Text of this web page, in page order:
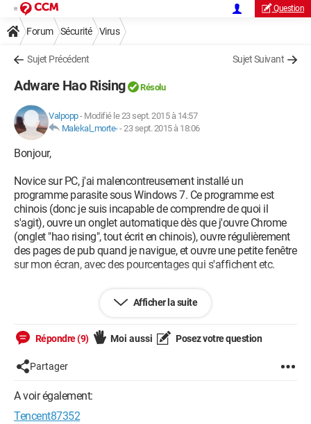
Question
Forum Sécurité Virus
Sujet Précédent Sujet Suivant
Adware Hao Rising Résolu
Valpopp- Modifié le 23 sept. 2015 à 14:57
Malekal_morte--23 sept. 2015 à 18:06
Bonjour,
Novice sur PC, j'ai malencontreusement installé un
programme parasite sous Windows 7. Ce programme est
chinois (donc je suis incapable de comprendre de quoi il
s'agit), ouvre un onglet automatique dès que j'ouvre Chrome
(onglet "hao rising", tout écrit en chinois), ouvre régulièrement
des pages de pub quand je navigue, et ouvre une petite fenêtre
sur mon écran, avec des pourcentages qui s'affichent etc.
J'ai fai quelques recherches et suis tombée sur un topic sur ce
forum, expliquant qu'il faut procéder à un scan + nettoyage
"nettoyer", mais avant que le nettoyage soit terminé, mon
ordinateur redémarre tout seul, et le nettoyage ne se termine
donc jamais.
Je ne sais pas comment contourner ce problème, et enfin
supprimer ce programme QUI M'AGACE !!
Afficher la suite
Répondre (9) Moi aussi Posez votre question
Partager
A voir également:
Tencent87352